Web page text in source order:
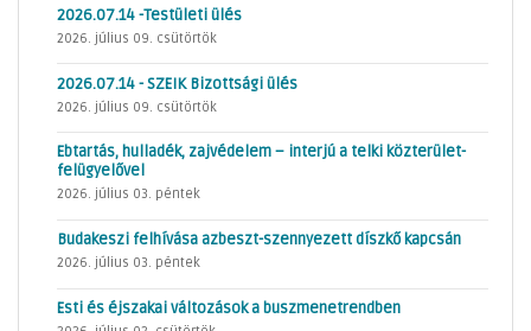
2026.07.14 -Testületi ülés
2026. július 09. csütörtök
2026.07.14 - SZEIK Bizottsági ülés
2026. július 09. csütörtök
Ebtartás, hulladék, zajvédelem – interjú a telki közterület-
felügyelővel
2026. július 03. péntek
Budakeszi felhívása azbeszt-szennyezett díszkő kapcsán
2026. július 03. péntek
Esti és éjszakai változások a buszmenetrendben